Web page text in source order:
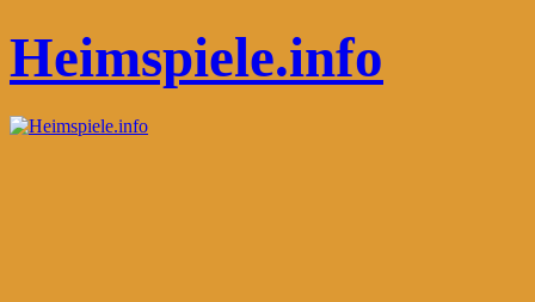
Heimspiele.info